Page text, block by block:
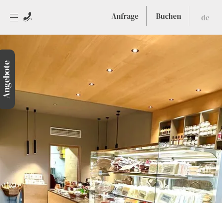
Anfrage Buchen de
Angebote